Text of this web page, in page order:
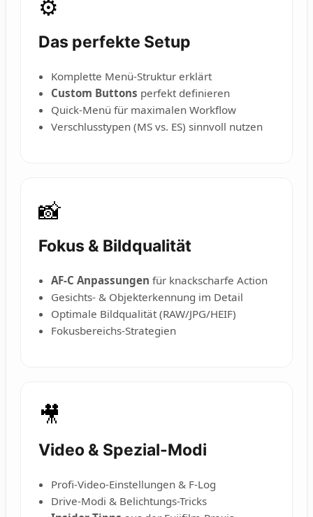
⚙️
Das perfekte Setup
Komplette Menü-Struktur erklärt
Custom Buttons perfekt definieren
Quick-Menü für maximalen Workflow
Verschlusstypen (MS vs. ES) sinnvoll nutzen
📸
Fokus & Bildqualität
AF-C Anpassungen für knackscharfe Action
Gesichts- & Objekterkennung im Detail
Optimale Bildqualität (RAW/JPG/HEIF)
Fokusbereichs-Strategien
🎥
Video & Spezial-Modi
Profi-Video-Einstellungen & F-Log
Drive-Modi & Belichtungs-Tricks